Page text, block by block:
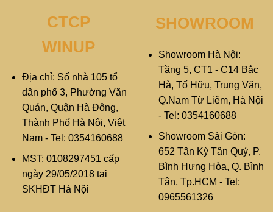
CTCP
WINUP
Địa chỉ: Số nhà 105 tổ
dân phố 3, Phường Văn
Quán, Quận Hà Đông,
Thành Phố Hà Nội, Việt
Nam - Tel: 0354160688
MST: 0108297451 cấp
ngày 29/05/2018 tại
SKHĐT Hà Nội
SHOWROOM
Showroom Hà Nội:
Tầng 5, CT1 - C14 Bắc
Hà, Tố Hữu, Trung Văn,
Q.Nam Từ Liêm, Hà Nội
- Tel: 0354160688
Showroom Sài Gòn:
652 Tân Kỳ Tân Quý, P.
Bình Hưng Hòa, Q. Bình
Tân, Tp.HCM - Tel:
0965561326